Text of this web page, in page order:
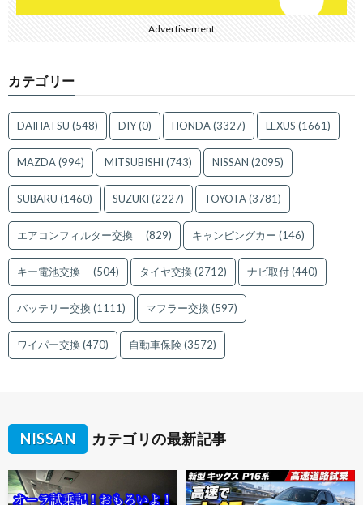
Advertisement
カテゴリー
DAIHATSU (548) DIY(0) HONDA(3327) LEXUS (1661)
MAZDA(994) MITSUBISHI (743) NISSAN (2095)
SUBARU (1460) SUZUKI (2227) TOYOTA(3781)
エアコンフィルター交換 (829) キャンピングカー (146)
キー電池交換 (504) タイヤ交換(2712) ナビ取付(440)
バッテリー交換(1111) マフラー交換(597)
ワイパー交換(470) 自動車保険(3572)
NISSAN カテゴリの最新記事